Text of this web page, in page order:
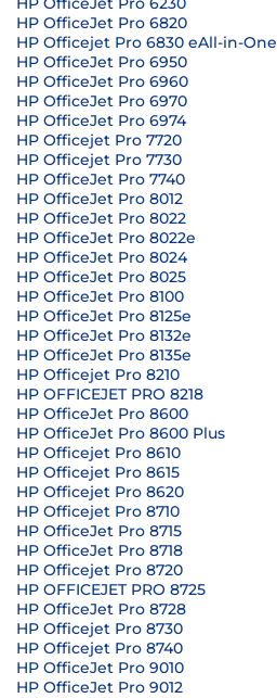
HP OfficeJet Pro 6820
HP Officejet Pro 6830 eAll-in-One
HP OfficeJet Pro 6950
HP OfficeJet Pro 6960
HP OfficeJet Pro 6970
HP OfficeJet Pro 6974
HP Officejet Pro 7720
HP Officejet Pro 7730
HP OfficeJet Pro 7740
HP OfficeJet Pro 8012
HP OfficeJet Pro 8022
HP OfficeJet Pro 8022e
HP OfficeJet Pro 8024
HP OfficeJet Pro 8025
HP OfficeJet Pro 8100
HP OfficeJet Pro 8125e
HP OfficeJet Pro 8132e
HP OfficeJet Pro 8135e
HP Officejet Pro 8210
HP OFFICEJET PRO 8218
HP OfficeJet Pro 8600
HP OfficeJet Pro 8600 Plus
HP Officejet Pro 8610
HP Officejet Pro 8615
HP Officejet Pro 8620
HP Officejet Pro 8710
HP OfficeJet Pro 8715
HP OfficeJet Pro 8718
HP Officejet Pro 8720
HP OFFICEJET PRO 8725
HP OfficeJet Pro 8728
HP Officejet Pro 8730
HP Officejet Pro 8740
HP OfficeJet Pro 9010
HP OfficeJet Pro 9012